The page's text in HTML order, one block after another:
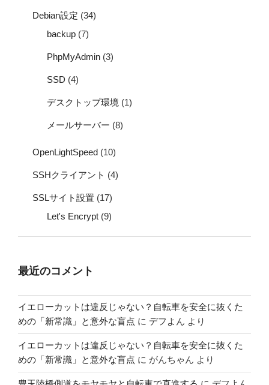
Debian設定 (34)
backup (7)
PhpMyAdmin (3)
SSD (4)
デスクトップ環境 (1)
メールサーバー (8)
OpenLightSpeed (10)
SSHクライアント (4)
SSLサイト設置 (17)
Let's Encrypt (9)
最近のコメント
イエローカットは違反じゃない？自転車を安全に抜くた
めの「新常識」と意外な盲点 に デフよん より
イエローカットは違反じゃない？自転車を安全に抜くた
めの「新常識」と意外な盲点 に がんちゃん より